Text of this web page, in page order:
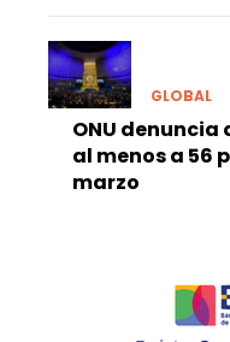
GLOBAL
ONU
al menos a 56
marzo